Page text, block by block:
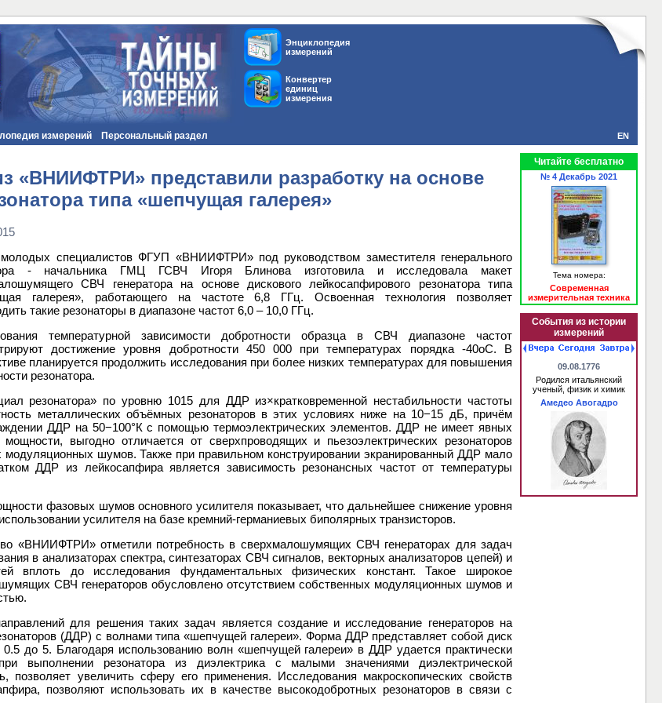
Энциклопедия
измерений
Конвертер
единиц
измерения
измерений Персональный раздел EN
«ВНИИФТРИ» представили разработку на основе
типа «шепчущая галерея»
молодых специалистов ФГУП «ВНИИФТРИ» под руководством заместителя генерального
- начальника ГМЦ ГСВЧ Игоря Блинова изготовила и исследовала макет
СВЧ генератора на основе дискового лейкосапфирового резонатора типа
галерея», работающего на частоте 6,8 ГГц. Освоенная технология позволяет
такие резонаторы в диапазоне частот 6,0 – 10,0 ГГц.
температурной зависимости добротности образца в СВЧ диапазоне частот
достижение уровня добротности 450 000 при температурах порядка -40oC. В
планируется продолжить исследования при более низких температурах для повышения
резонатора.
резонатора» по уровню 1015 для ДДР из×кратковременной нестабильности частоты
металлических объёмных резонаторов в этих условиях ниже на 10−15 дБ, причём
ДДР на 50−100°К с помощью термоэлектрических элементов. ДДР не имеет явных
выгодно отличается от сверхпроводящих и пьезоэлектрических резонаторов
модуляционных шумов. Также при правильном конструировании экранированный ДДР мало
ДДР из лейкосапфира является зависимость резонансных частот от температуры
фазовых шумов основного усилителя показывает, что дальнейшее снижение уровня
усилителя на базе кремний-германиевых биполярных транзисторов.
во «ВНИИФТРИ» отметили потребность в сверхмалошумящих СВЧ генераторах для задач
в анализаторах спектра, синтезаторах СВЧ сигналов, векторных анализаторов цепей) и
вплоть до исследования фундаментальных физических констант. Такое широкое
СВЧ генераторов обусловлено отсутствием собственных модуляционных шумов и
для решения таких задач является создание и исследование генераторов на
(ДДР) с волнами типа «шепчущей галереи». Форма ДДР представляет собой диск
до 5. Благодаря использованию волн «шепчущей галереи» в ДДР удается практически
выполнении резонатора из диэлектрика с малыми значениями диэлектрической
позволяет увеличить сферу его применения. Исследования макроскопических свойств
позволяют использовать их в качестве высокодобротных резонаторов в связи с
Читайте бесплатно
№ 4 Декабрь 2021
Тема номера:
Современная
измерительная техника
События из истории
измерений
09.08.1776
Родился итальянский
ученый, физик и химик
Амедео Авогадро